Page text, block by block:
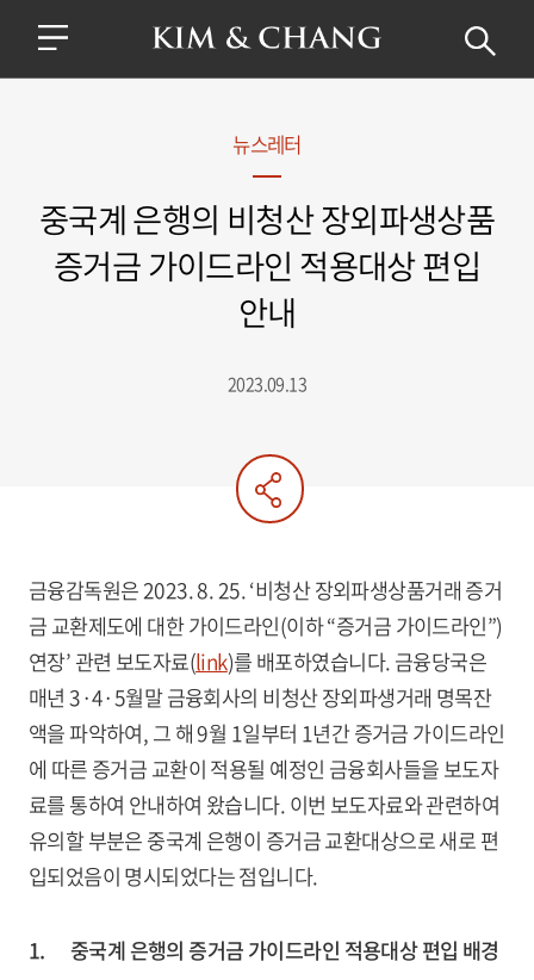
뉴스레터
중국계 은행의 비청산 장외파생상품
증거금 가이드라인 적용대상 편입
안내
2023.09.13
금융감독원은 2023. 8. 25. ‘비청산 장외파생상품거래 증거
금 교환제도에 대한 가이드라인(이하 “증거금 가이드라인”)
연장’ 관련 보도자료(link)를 배포하였습니다. 금융당국은
매년 3·4·5월말 금융회사의 비청산 장외파생거래 명목잔
액을 파악하여, 그 해 9월 1일부터 1년간 증거금 가이드라인
에 따른 증거금 교환이 적용될 예정인 금융회사들을 보도자
료를 통하여 안내하여 왔습니다. 이번 보도자료와 관련하여
유의할 부분은 중국계 은행이 증거금 교환대상으로 새로 편
입되었음이 명시되었다는 점입니다.
1. 중국계 은행의 증거금 가이드라인 적용대상 편입 배경